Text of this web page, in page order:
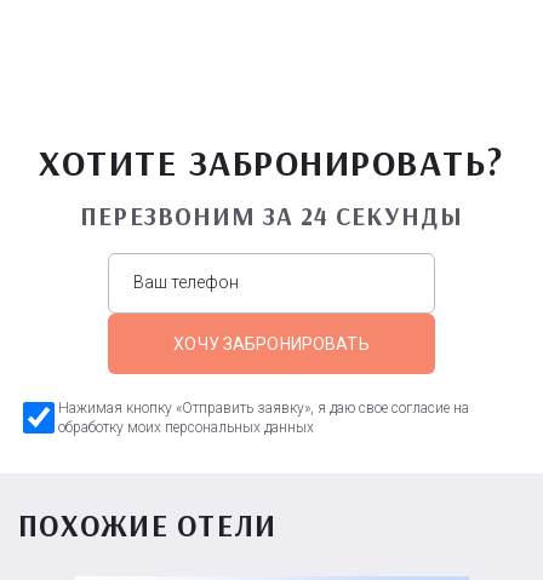
ХОТИТЕ ЗАБРОНИРОВАТЬ?
ПЕРЕЗВОНИМ ЗА 24 СЕКУНДЫ
ХОЧУ ЗАБРОНИРОВАТЬ
Нажимая кнопку «Отправить заявку», я даю свое согласие на
обработку моих персональных данных
ПОХОЖИЕ ОТЕЛИ